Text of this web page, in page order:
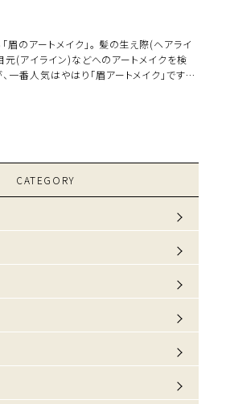
眉のアートメイク」。 髪の生え際(ヘアライ
元(アイライン)などへのアートメイクを検
一番人気はやはり「眉アートメイク」です。
CATEGORY